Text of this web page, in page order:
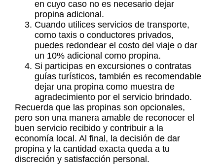
en cuyo caso no es necesario dejar
propina adicional.
Cuando utilices servicios de transporte,
como taxis o conductores privados,
puedes redondear el costo del viaje o dar
un 10% adicional como propina.
Si participas en excursiones o contratas
guías turísticos, también es recomendable
dejar una propina como muestra de
agradecimiento por el servicio brindado.
Recuerda que las propinas son opcionales,
pero son una manera amable de reconocer el
buen servicio recibido y contribuir a la
economía local. Al final, la decisión de dar
propina y la cantidad exacta queda a tu
discreción y satisfacción personal.